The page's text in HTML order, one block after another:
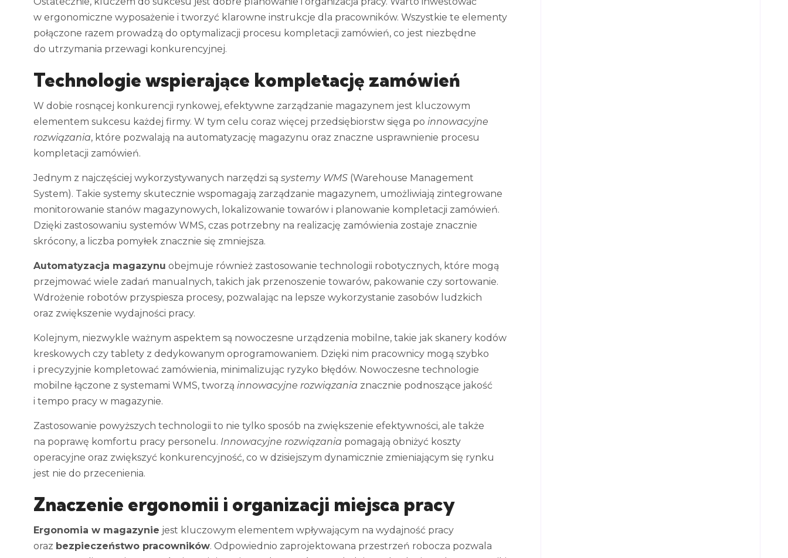
w ergonomiczne wyposażenie i tworzyć klarowne instrukcje dla pracowników. Wszystkie te elementy
połączone razem prowadzą do optymalizacji procesu kompletacji zamówień, co jest niezbędne
do utrzymania przewagi konkurencyjnej.
Technologie wspierające kompletację zamówień
W dobie rosnącej konkurencji rynkowej, efektywne zarządzanie magazynem jest kluczowym
elementem sukcesu każdej firmy. W tym celu coraz więcej przedsiębiorstw sięga po innowacyjne
rozwiązania, które pozwalają na automatyzację magazynu oraz znaczne usprawnienie procesu
kompletacji zamówień.
Jednym z najczęściej wykorzystywanych narzędzi są systemy WMS (Warehouse Management
System). Takie systemy skutecznie wspomagają zarządzanie magazynem, umożliwiają zintegrowane
monitorowanie stanów magazynowych, lokalizowanie towarów i planowanie kompletacji zamówień.
Dzięki zastosowaniu systemów WMS, czas potrzebny na realizację zamówienia zostaje znacznie
skrócony, a liczba pomyłek znacznie się zmniejsza.
Automatyzacja magazynu obejmuje również zastosowanie technologii robotycznych, które mogą
przejmować wiele zadań manualnych, takich jak przenoszenie towarów, pakowanie czy sortowanie.
Wdrożenie robotów przyspiesza procesy, pozwalając na lepsze wykorzystanie zasobów ludzkich
oraz zwiększenie wydajności pracy.
Kolejnym, niezwykle ważnym aspektem są nowoczesne urządzenia mobilne, takie jak skanery kodów
kreskowych czy tablety z dedykowanym oprogramowaniem. Dzięki nim pracownicy mogą szybko
i precyzyjnie kompletować zamówienia, minimalizując ryzyko błędów. Nowoczesne technologie
mobilne łączone z systemami WMS, tworzą innowacyjne rozwiązania znacznie podnoszące jakość
i tempo pracy w magazynie.
Zastosowanie powyższych technologii to nie tylko sposób na zwiększenie efektywności, ale także
na poprawę komfortu pracy personelu. Innowacyjne rozwiązania pomagają obniżyć koszty
operacyjne oraz zwiększyć konkurencyjność, co w dzisiejszym dynamicznie zmieniającym się rynku
jest nie do przecenienia.
Znaczenie ergonomii i organizacji miejsca pracy
Ergonomia w magazynie jest kluczowym elementem wpływającym na wydajność pracy
oraz bezpieczeństwo pracowników. Odpowiednio zaprojektowana przestrzeń robocza pozwala